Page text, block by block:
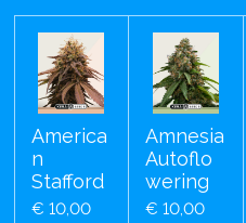
America
n
Stafford
€ 10,00
Amnesia
Autoflo
wering
€ 10,00